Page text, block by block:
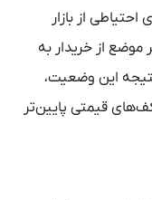
از بازار
موضع از خریدار به
این وضعیت،
قیمتی پایین‌تر